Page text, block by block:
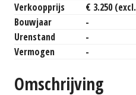
Verkoopprijs
€ 3.250
Bouwjaar
-
Urenstand
-
Vermogen
-
Omschrijving